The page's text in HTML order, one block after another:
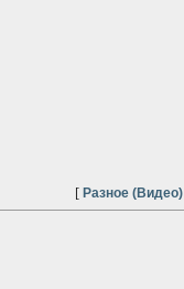
[ Разное (Видео)